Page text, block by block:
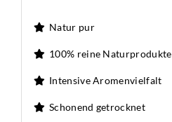
Natur pur
100% reine Naturprodukte
Intensive Aromenvielfalt
Schonend getrocknet